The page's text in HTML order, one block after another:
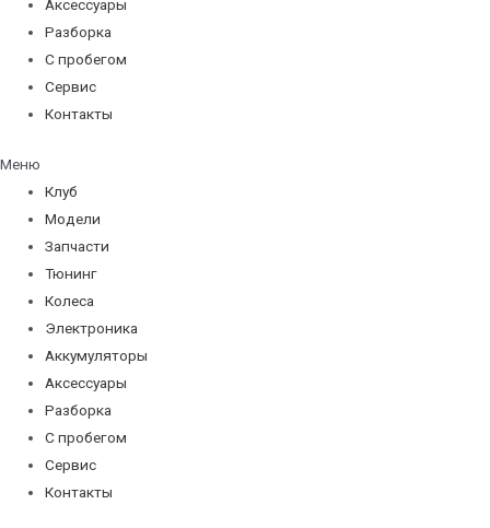
Аксессуары
Разборка
С пробегом
Сервис
Контакты
Меню
Клуб
Модели
Запчасти
Тюнинг
Колеса
Электроника
Аккумуляторы
Аксессуары
Разборка
С пробегом
Сервис
Контакты